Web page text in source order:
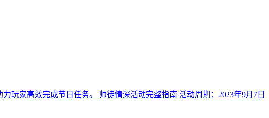
玩家高效完成节日任务。 师徒情深活动完整指南 活动周期：2023年9月7日